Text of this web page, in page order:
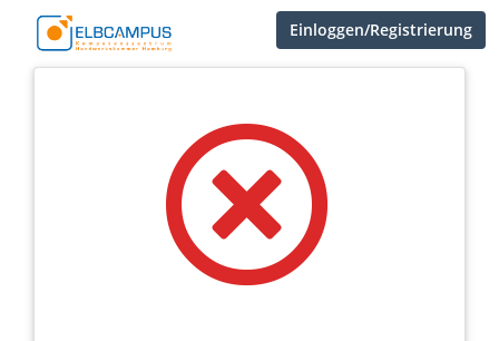
Einloggen/Registrierung